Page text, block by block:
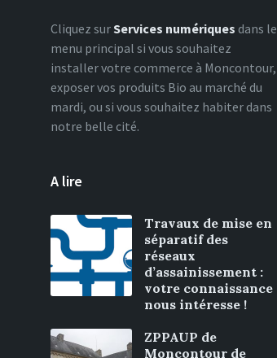
Cliquez surServices numériques dans le
menu principal si vous souhaitez
installer votre commerce à Moncontour,
exposer vos produits Bio au marché du
mardi, ou si vous souhaitez habiter dans
notre belle cité.
A lire
Travaux de mise en
séparatif des
réseaux
d’assainissement :
votre connaissance
nous intéresse !
ZPPAUP de
Moncontour de